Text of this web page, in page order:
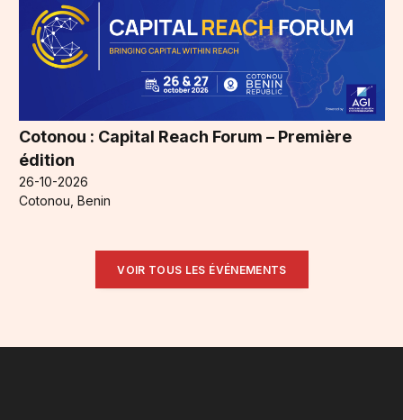
Cotonou : Capital Reach Forum – Première
édition
26-10-2026
Cotonou, Benin
VOIR TOUS LES ÉVÉNEMENTS